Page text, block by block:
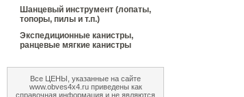
Шанцевый инструмент (лопаты,
топоры, пилы и т.п.)
Экспедиционные канистры,
ранцевые мягкие канистры
Все ЦЕНЫ, указанные на сайте
www.obves4x4.ru приведены как
справочная информация и не являются